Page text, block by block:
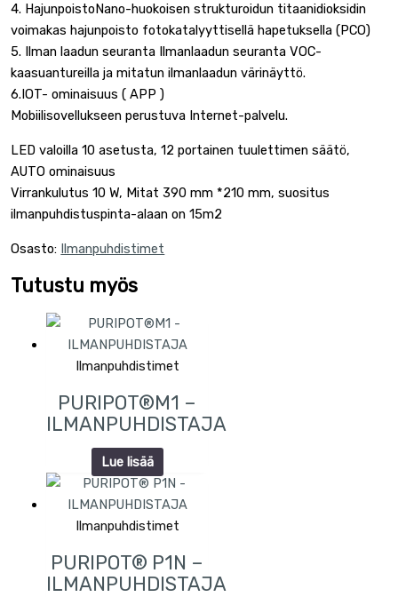
4. HajunpoistoNano-huokoisen strukturoidun titaanidioksidin
voimakas hajunpoisto fotokatalyyttisellä hapetuksella (PCO)
5. Ilman laadun seuranta Ilmanlaadun seuranta VOC-
kaasuantureilla ja mitatun ilmanlaadun värinäyttö.
6.IOT- ominaisuus ( APP )
Mobiilisovellukseen perustuva Internet-palvelu.
LED valoilla 10 asetusta, 12 portainen tuulettimen säätö,
AUTO ominaisuus
Virrankulutus 10 W, Mitat 390 mm *210 mm, suositus
ilmanpuhdistuspinta-alaan on 15m2
Osasto: Ilmanpuhdistimet
Tutustu myös
Ilmanpuhdistimet
PURIPOT®M1 –
ILMANPUHDISTAJA
Lue lisää
Ilmanpuhdistimet
PURIPOT® P1N –
ILMANPUHDISTAJA